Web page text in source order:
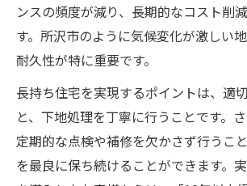
ンスの頻度が減り、長期的なコスト削
す。所沢市のように気候変化が激しい
耐久性が特に重要です。
長持ち住宅を実現するポイントは、適
と、下地処理を丁寧に行うことです。
定期的な点検や補修を欠かさず行うこ
を最良に保ち続けることができます。